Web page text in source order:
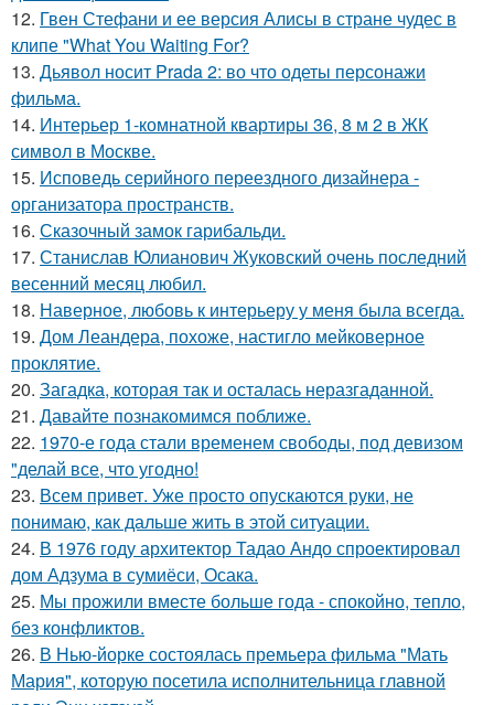
12. Гвен Стефани и ее версия Алисы в стране чудес в
клипе "What You Waiting For?
13. Дьявол носит Prada 2: во что одеты персонажи
фильма.
14. Интерьер 1-комнатной квартиры 36, 8 м 2 в ЖК
символ в Москве.
15. Исповедь серийного переездного дизайнера -
организатора пространств.
16. Сказочный замок гарибальди.
17. Станислав Юлианович Жуковский очень последний
весенний месяц любил.
18. Наверное, любовь к интерьеру у меня была всегда.
19. Дом Леандера, похоже, настигло мейковерное
проклятие.
20. Загадка, которая так и осталась неразгаданной.
21. Давайте познакомимся поближе.
22. 1970-е года стали временем свободы, под девизом
"делай все, что угодно!
23. Всем привет. Уже просто опускаются руки, не
понимаю, как дальше жить в этой ситуации.
24. В 1976 году архитектор Тадао Андо спроектировал
дом Адзума в сумиёси, Осака.
25. Мы прожили вместе больше года - спокойно, тепло,
без конфликтов.
26. В Нью-йорке состоялась премьера фильма "Мать
Мария", которую посетила исполнительница главной